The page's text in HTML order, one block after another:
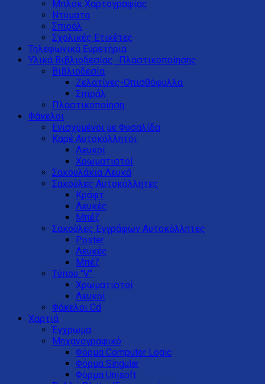
Μπλοκ Χαρτογραφίας
Ντύματα
Σπιράλ
Σχολικές Ετικέτες
Τηλεφωνικά Ευρετήρια
Υλικά Βιβλιοδεσίας -Πλαστικοποίησης
Βιβλιοδεσία
Ζελατίνες-Οπισθόφυλλα
Σπιράλ
Πλαστικοποίηση
Φάκελοι
Ενισχυμένοι με Φυσαλίδα
Καρέ Αυτοκόλλητοι
Λευκοί
Χρωματιστοί
Σακουλάκια Λευκά
Σακούλες Αυτοκόλλητες
Κράφτ
Λευκές
Μπέζ
Σακούλες Εγγράφων Αυτοκόλλητες
Poster
Λευκές
Μπέζ
Τύπου "V"
Xρωματιστοί
Λευκοί
Φάκελοι Cd
Χαρτιά
Έγχρωμα
Μηχανογραφικό
Φόρμα Computer Logic
Φόρμα Singular
Φόρμα Unisoft